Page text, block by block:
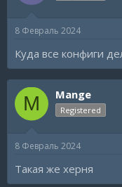
м
а
а
8 Февраль 2024
Куда все конфиги
M Mange
Registered
8 Февраль 2024
Такая же херня